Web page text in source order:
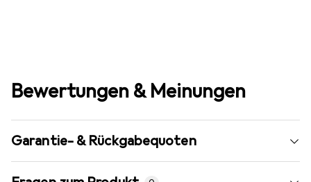
Bewertungen & Meinungen
Garantie- & Rückgabequoten